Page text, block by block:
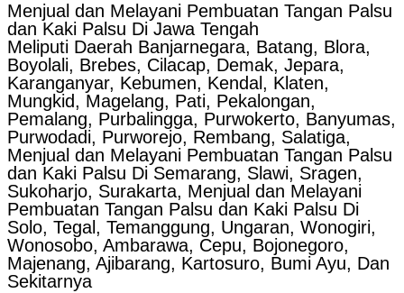
Menjual dan Melayani Pembuatan Tangan Palsu
dan Kaki Palsu Di Jawa Tengah
Meliputi Daerah Banjarnegara, Batang, Blora,
Boyolali, Brebes, Cilacap, Demak, Jepara,
Karanganyar, Kebumen, Kendal, Klaten,
Mungkid, Magelang, Pati, Pekalongan,
Pemalang, Purbalingga, Purwokerto, Banyumas,
Purwodadi, Purworejo, Rembang, Salatiga,
Menjual dan Melayani Pembuatan Tangan Palsu
dan Kaki Palsu Di Semarang, Slawi, Sragen,
Sukoharjo, Surakarta, Menjual dan Melayani
Pembuatan Tangan Palsu dan Kaki Palsu Di
Solo, Tegal, Temanggung, Ungaran, Wonogiri,
Wonosobo, Ambarawa, Cepu, Bojonegoro,
Majenang, Ajibarang, Kartosuro, Bumi Ayu, Dan
Sekitarnya